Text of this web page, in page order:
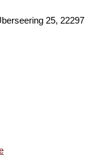
25, 22297